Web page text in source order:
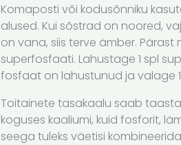
Komaposti või kodusõnniku
alused. Kui sõstrad on noored,
on vana, siis terve ämber. Pärast
superfosfaati. Lahustage 1 spl
fosfaat on lahustunud ja valage
Toitainete tasakaalu saab
koguses kaaliumi, kuid fosforit,
seega tuleks väetisi